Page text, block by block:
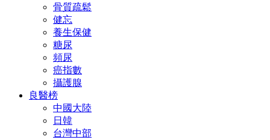
骨質疏鬆
健忘
養生保健
糖尿
頻尿
癌指數
攝護腺
良醫榜
中國大陸
日韓
台灣中部